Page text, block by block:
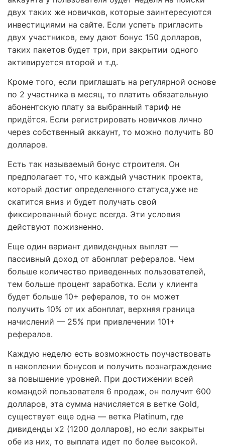
двух таких же новичков, которые заинтересуются
инвестициями на сайте. Если успеть пригласить
двух участников, ему дают бонус 150 долларов,
таких пакетов будет три, при закрытии одного
активируется второй и т.д.
Кроме того, если приглашать на регулярной основе
по 2 участника в месяц, то платить обязательную
абонентскую плату за выбранный тариф не
придётся. Если регистрировать новичков лично
через собственный аккаунт, то можно получить 80
долларов.
Есть так называемый бонус строителя. Он
предполагает то, что каждый участник проекта,
который достиг определенного статуса,уже не
скатится вниз и будет получать свой
фиксированный бонус всегда. Эти условия
действуют пожизненно.
Еще один вариант дивидендных выплат —
пассивный доход от абонплат рефералов. Чем
больше количество приведенных пользователей,
тем больше процент заработка. Если у клиента
будет больше 10+ рефералов, то он может
получить 10% от их абонплат, верхняя граница
начислений — 25% при привлечении 101+
рефералов.
Каждую неделю есть возможность поучаствовать
в накоплении бонусов и получить вознаграждение
за повышение уровней. При достижении всей
командой пользователя 6 продаж, он получит 600
долларов, эта сумма начисляется в ветке Gold,
существует еще одна — ветка Platinum, где
дивиденды х2 (1200 долларов), но если закрыты
обе из них, то выплата идет по более высокой.